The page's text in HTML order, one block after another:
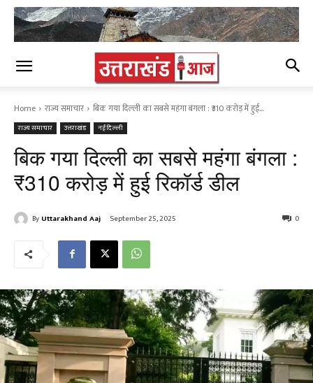
Home राज्य समाचार बिक गया दिल्ली का सबसे महंगा बंगला : ₹310 करोड़ में हुई...
राज्य समाचार उत्तराखंड नई दिल्ली
बिक गया दिल्ली का सबसे महंगा बंगला :
₹310 करोड़ में हुई रिकॉर्ड डील
By Uttarakhand Aaj September 25, 2025 0